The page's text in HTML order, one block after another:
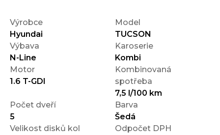
Výrobce
Hyundai
Model
TUCSON
Výbava
N-Line
Karoserie
Kombi
Motor
1.6 T-GDI
Kombinovaná
spotřeba
7,5 l/100 km
Počet dveří
5
Barva
Šedá
Velikost disků kol
Odpočet DPH